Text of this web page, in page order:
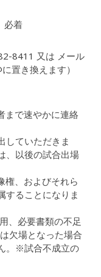
必着
8411 又は メール
置き換えます）
まで速やかに連絡
していただきま
、以後の試合出場
権、およびそれら
することになりま
、必要書類の不足
欠場となった場合
。※試合不成立の